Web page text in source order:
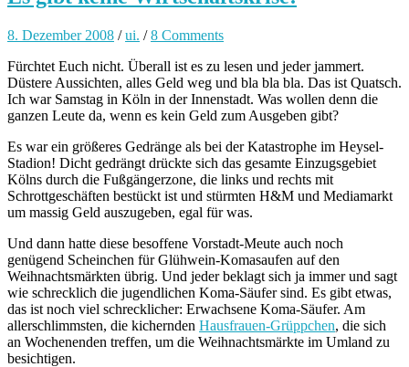
8. Dezember 2008 /ui. /8 Comments
Fürchtet Euch nicht. Überall ist es zu lesen und jeder jammert.
Düstere Aussichten, alles Geld weg und bla bla bla. Das ist Quatsch.
Ich war Samstag in Köln in der Innenstadt. Was wollen denn die
ganzen Leute da, wenn es kein Geld zum Ausgeben gibt?
Es war ein größeres Gedränge als bei der Katastrophe im Heysel-
Stadion! Dicht gedrängt drückte sich das gesamte Einzugsgebiet
Kölns durch die Fußgängerzone, die links und rechts mit
Schrottgeschäften bestückt ist und stürmten H&M und Mediamarkt
um massig Geld auszugeben, egal für was.
Und dann hatte diese besoffene Vorstadt-Meute auch noch
genügend Scheinchen für Glühwein-Komasaufen auf den
Weihnachtsmärkten übrig. Und jeder beklagt sich ja immer und sagt
wie schrecklich die jugendlichen Koma-Säufer sind. Es gibt etwas,
das ist noch viel schrecklicher: Erwachsene Koma-Säufer. Am
allerschlimmsten, die kichernden Hausfrauen-Grüppchen, die sich
an Wochenenden treffen, um die Weihnachtsmärkte im Umland zu
besichtigen.